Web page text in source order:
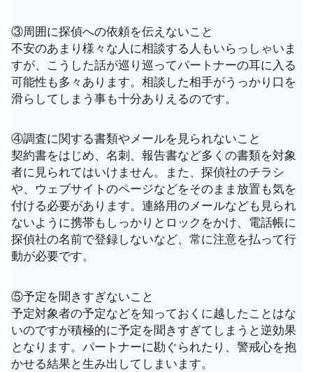
③周囲に探偵への依頼を伝えないこと
不安のあまり様々な人に相談する人もいらっしゃいま
すが、こうした話が巡り巡ってパートナーの耳に入る
可能性も多々あります。相談した相手がうっかり口を
滑らしてしまう事も十分ありえるのです。
④調査に関する書類やメールを見られないこと
契約書をはじめ、名刺、報告書など多くの書類を対象
者に見られてはいけません。また、探偵社のチラシ
や、ウェブサイトのページなどをそのまま放置も気を
付ける必要があります。連絡用のメールなども見られ
ないように携帯もしっかりとロックをかけ、電話帳に
探偵社の名前で登録しないなど、常に注意を払って行
動が必要です。
⑤予定を聞きすぎないこと
予定対象者の予定などを知っておくに越したことはな
いのですが積極的に予定を聞きすぎてしまうと逆効果
となります。パートナーに勘ぐられたり、警戒心を抱
かせる結果と生み出してしまいます。